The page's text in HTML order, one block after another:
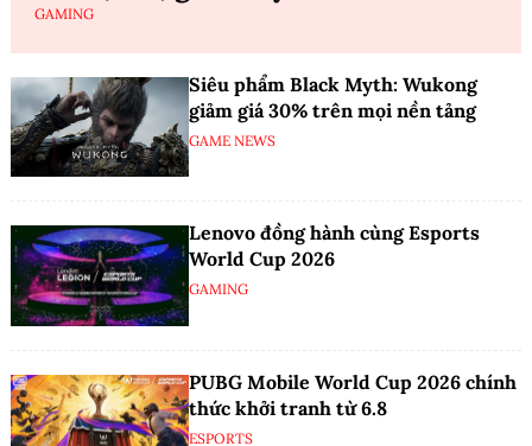
GAMING
Siêu phẩm Black Myth: Wukong
giảm giá 30% trên mọi nền tảng
GAME NEWS
Lenovo đồng hành cùng Esports
World Cup 2026
GAMING
PUBG Mobile World Cup 2026 chính
thức khởi tranh từ 6.8
ESPORTS